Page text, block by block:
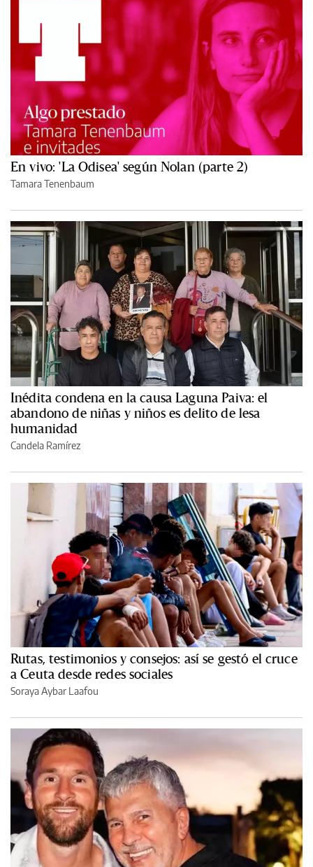
En vivo: 'La Odisea' según Nolan (parte 2)
Tamara Tenenbaum
Inédita condena en la causa Laguna Paiva: el
abandono de niñas y niños es delito de lesa
humanidad
Candela Ramírez
Rutas, testimonios y consejos: así se gestó el cruce
a Ceuta desde redes sociales
Soraya Aybar Laafou